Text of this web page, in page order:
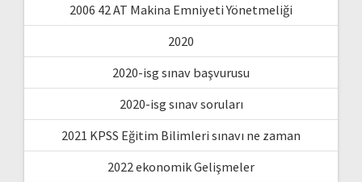
2006 42 AT Makina Emniyeti Yönetmeliği
2020
2020-isg sınav başvurusu
2020-isg sınav soruları
2021 KPSS Eğitim Bilimleri sınavı ne zaman
2022 ekonomik Gelişmeler